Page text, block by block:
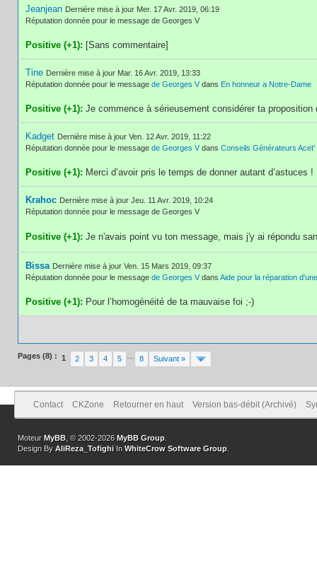
Jeanjean Dernière mise à jour Mer. 17 Avr. 2019, 06:19
Réputation donnée pour le message de Georges V
Positive (+1): [Sans commentaire]
Tine Dernière mise à jour Mar. 16 Avr. 2019, 13:33
Réputation donnée pour le message de Georges V dans En honneur a Notre-Dame
Positive (+1): Je commence à sérieusement considérer ta proposition
Kadget Dernière mise à jour Ven. 12 Avr. 2019, 11:22
Réputation donnée pour le message de Georges V dans Conseils Générateurs Acet'
Positive (+1): Merci d’avoir pris le temps de donner autant d’astuces !
Krahoc Dernière mise à jour Jeu. 11 Avr. 2019, 10:24
Réputation donnée pour le message de Georges V
Positive (+1): Je n'avais point vu ton message, mais j'y ai répondu
Bissa Dernière mise à jour Ven. 15 Mars 2019, 09:37
Réputation donnée pour le message de Georges V dans Aide pour la réparation
Positive (+1): Pour l’homogénéité de ta mauvaise foi ;-)
Pages (8) : 1 2 3 4 5 8 Suivant »
Contact CKZone Retourner en haut Version bas-débit (Archivé)
Moteur MyBB , © 2002-2026MyBB Group
Design By AliReza_Tofighi In WhiteCrow Software Group